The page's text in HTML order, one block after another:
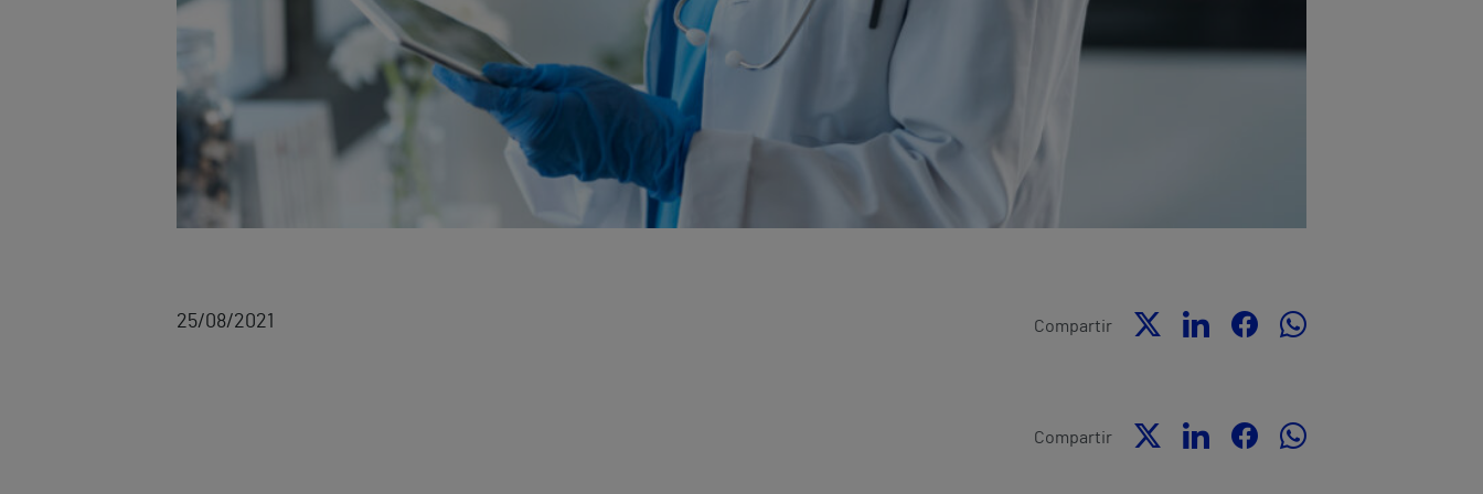
25/08/2021 Compartir
Compartir